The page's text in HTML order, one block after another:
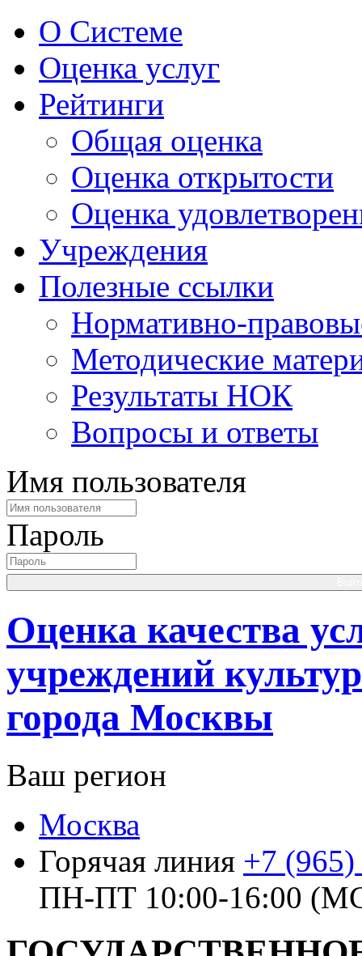
О Системе
Оценка услуг
Рейтинги
Общая оценка
Оценка открытости
Оценка
Учреждения
Полезные ссылки
Нормативно-
Методические
Результаты НОК
Вопросы и ответы
Имя пользователя
Пароль
Оценка качества
учреждений
города Москвы
Ваш регион
Москва
Горячая линия +7
ПН-ПТ 10:00-16:00